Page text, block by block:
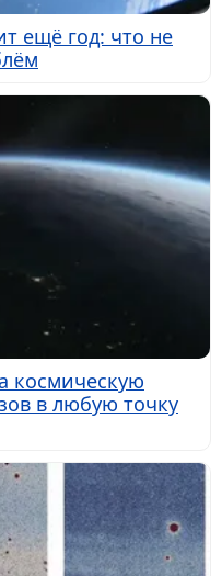
ещё год: что не
космическую
в любую точку